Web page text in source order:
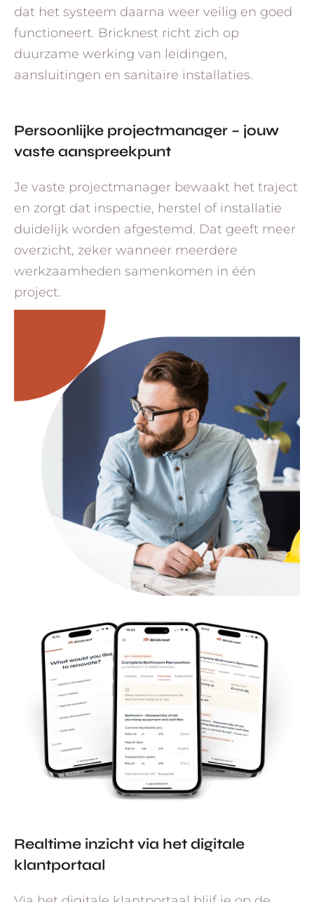
dat het systeem daarna weer veilig en goed
functioneert. Bricknest richt zich op
duurzame werking van leidingen,
aansluitingen en sanitaire installaties.
Persoonlijke projectmanager – jouw
vaste aanspreekpunt
Je vaste projectmanager bewaakt het traject
en zorgt dat inspectie, herstel of installatie
duidelijk worden afgestemd. Dat geeft meer
overzicht, zeker wanneer meerdere
werkzaamheden samenkomen in één
project.
Realtime inzicht via het digitale
klantportaal